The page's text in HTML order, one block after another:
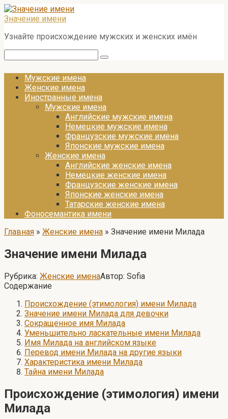
Перейти
к
Значение имени
Узнайте происхождение мужских и женских имён
Мужские имена
Женские имена
Иностранные имена
Мужские имена
Английские мужские имена
Немецкие мужские имена
Французские мужские имена
Японские мужские имена
Женские имена
Английские женские имена
Немецкие женские имена
Французские женские имена
Японские женские имена
Татарские женские имена
Фоносемантика имени
Главная » Женские имена » Значение имени Милада
Значение имени Милада
Рубрика: Женские именаАвтор: Sofia
Содержание
Происхождение (этимология) имени Милада
Значение имени Милада для девочки
Сокращенное имя Милада
Уменьшительно ласкательные имени Милада
Имя Милада на английском языке
Перевод имени Милада на другие языки
Характеристика имени Милада
Тайна имени Милада
Происхождение (этимология) имени
Милада